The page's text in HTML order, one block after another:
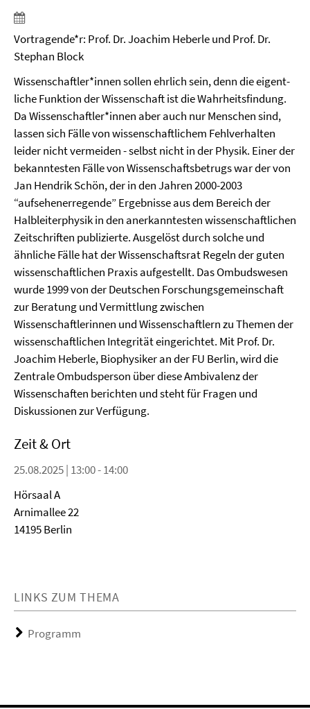
Vortragende*r: Prof. Dr. Joachim Heberle und Prof. Dr.
Stephan Block
Wissenschaftler*innen sollen ehrlich sein, denn die eigent­
liche Funktion der Wissenschaft ist die Wahrheitsfindung.
Da Wissenschaftler*innen aber auch nur Menschen sind,
lassen sich Fälle von wissenschaftlichem Fehlverhalten
leider nicht vermeiden - selbst nicht in der Physik. Einer der
bekanntesten Fälle von Wissenschaftsbetrugs war der von
Jan Hendrik Schön, der in den Jahren 2000-2003
“aufsehenerregende” Ergebnisse aus dem Bereich der
Halbleiterphysik in den anerkanntesten wissenschaftlichen
Zeitschriften publizierte. Ausgelöst durch solche und
ähnliche Fälle hat der Wissenschaftsrat Regeln der guten
wissenschaftlichen Praxis aufgestellt. Das Ombudswesen
wurde 1999 von der Deutschen Forschungsgemeinschaft
zur Beratung und Vermittlung zwischen
Wissenschaftlerinnen und Wissenschaftlern zu Themen der
wissenschaftlichen Integrität eingerichtet. Mit Prof. Dr.
Joachim Heberle, Biophysiker an der FU Berlin, wird die
Zentrale Ombudsperson über diese Ambivalenz der
Wissenschaften berichten und steht für Fragen und
Diskussionen zur Verfügung.
Zeit & Ort
25.08.2025 | 13:00 - 14:00
Hörsaal A
Arnimallee 22
14195 Berlin
LINKS ZUM THEMA
Programm